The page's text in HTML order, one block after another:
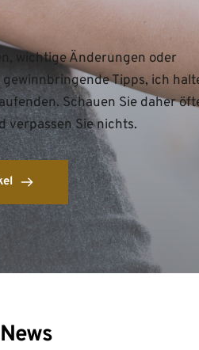
wichtige Änderungen oder
Tipps, ich
Schauen Sie daher
verpassen Sie nichts.